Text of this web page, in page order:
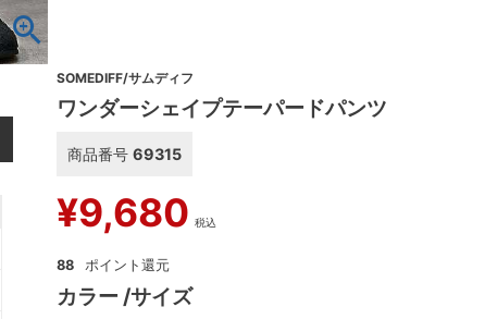
SOMEDIFF/サムディフ
ワンダーシェイプテーパードパンツ
商品番号 69315
¥9,680 税込
88
カラー サイズ